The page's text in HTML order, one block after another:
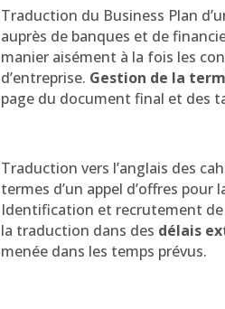
Traduction du Business Plan
auprès de banques et de
manier aisément à la fois les
d’entreprise. Gestion de la
page du document final et des
Traduction vers l’anglais des
termes d’un appel d’offres
Identification et recrutement de
la traduction dans des délais
menée dans les temps prévus.